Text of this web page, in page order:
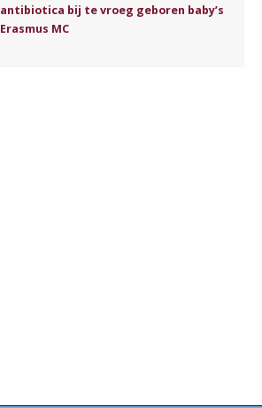
antibiotica bij te vroeg geboren baby’s
Erasmus MC